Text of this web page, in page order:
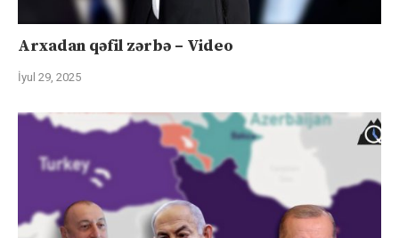
Arxadan qəfil zərbə – Video
İyul 29, 2025